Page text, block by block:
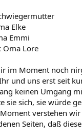
Elke
Emmi
Oma Lore
im Moment noch
und uns erst seit
keinen Umgang
sie sich, sie würde
verstehen
Seiten, daß